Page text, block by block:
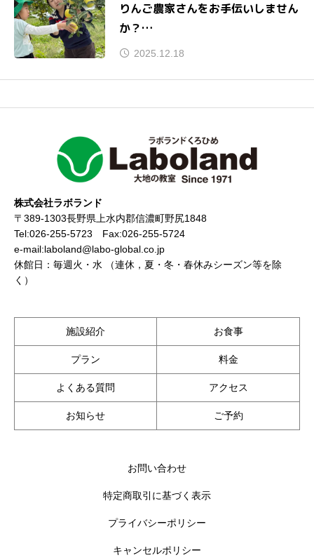
りんご農家さんをお手伝いしません
か？
援農体験宿泊プラン
2025.12.18
株式会社ラボランド
〒389-1303長野県上水内郡信濃町野尻1848
Tel:026-255-5723 Fax:026-255-5724
e-mail:laboland@labo-global.co.jp
休館日：毎週火・水 （連休，夏・冬・春休みシーズン等を除
く）
施設紹介 お食事
プラン 料金
よくある質問 アクセス
お知らせ ご予約
お問い合わせ
特定商取引に基づく表示
プライバシーポリシー
キャンセルポリシー